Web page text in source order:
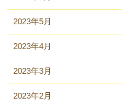
2023年5月
2023年4月
2023年3月
2023年2月